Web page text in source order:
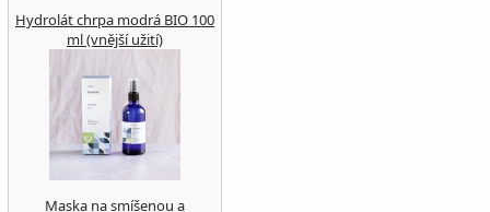
Hydrolát chrpa modrá BIO 100
ml (vnější užití)
Maska na smíšenou a